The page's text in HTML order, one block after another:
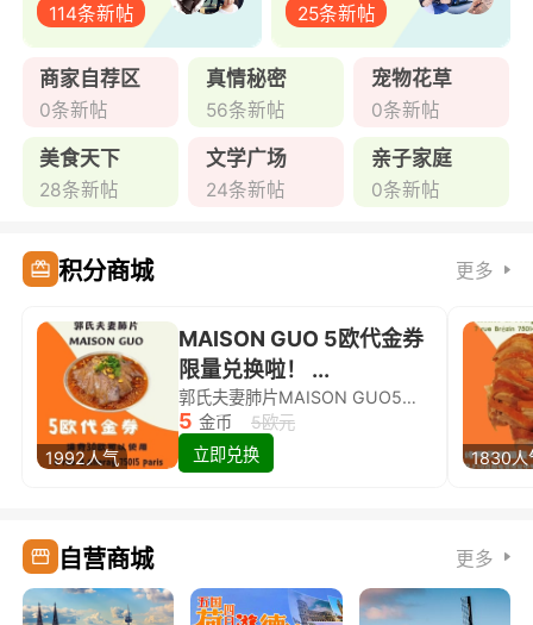
114条新帖 25条新帖
商家自荐区
0条新帖
真情秘密
56条新帖
宠物花草
0条新帖
美食天下
28条新帖
文学广场
24条新帖
亲子家庭
0条新帖
积分商城 更多
1992人气
MAISON GUO 5欧代金券
限量兑换啦！ ...
郭氏夫妻肺片MAISON GUO5欧代金券限量兑换啦！
5 金币
5欧元
立即兑换
1830人
自营商城 更多